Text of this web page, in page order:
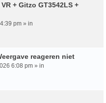
+ Gitzo GT3542LS +
pm » in
reageren niet
6:08 pm » in